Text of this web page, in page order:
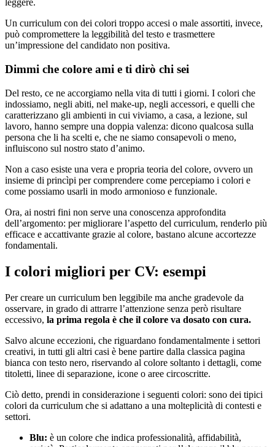
leggere.
Un curriculum con dei colori troppo accesi o male assortiti, invece,
può compromettere la leggibilità del testo e trasmettere
un’impressione del candidato non positiva.
Dimmi che colore ami e ti dirò chi sei
Del resto, ce ne accorgiamo nella vita di tutti i giorni. I colori che
indossiamo, negli abiti, nel make-up, negli accessori, e quelli che
caratterizzano gli ambienti in cui viviamo, a casa, a lezione, sul
lavoro, hanno sempre una doppia valenza: dicono qualcosa sulla
persona che li ha scelti e, che ne siamo consapevoli o meno,
influiscono sul nostro stato d’animo.
Non a caso esiste una vera e propria teoria del colore, ovvero un
insieme di princìpi per comprendere come percepiamo i colori e
come possiamo usarli in modo armonioso e funzionale.
Ora, ai nostri fini non serve una conoscenza approfondita
dell’argomento: per migliorare l’aspetto del curriculum, renderlo più
efficace e accattivante grazie al colore, bastano alcune accortezze
fondamentali.
I colori migliori per CV: esempi
Per creare un curriculum ben leggibile ma anche gradevole da
osservare, in grado di attrarre l’attenzione senza però risultare
eccessivo, la prima regola è che il colore va dosato con cura.
Salvo alcune eccezioni, che riguardano fondamentalmente i settori
creativi, in tutti gli altri casi è bene partire dalla classica pagina
bianca con testo nero, riservando al colore soltanto i dettagli, come
titoletti, linee di separazione, icone o aree circoscritte.
Ciò detto, prendi in considerazione i seguenti colori: sono dei tipici
colori da curriculum che si adattano a una molteplicità di contesti e
settori.
Blu: è un colore che indica professionalità, affidabilità,